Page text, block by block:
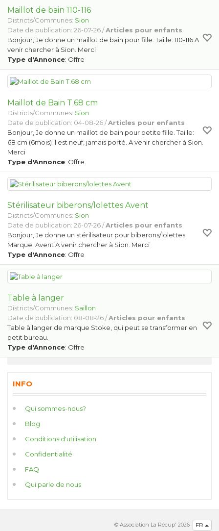
Maillot de bain 110-116
Districts/Communes: Sion
Date de publication: 26-07-26 /Articles pour enfants
Bonjour, Je donne un maillot de bain pour fille. Taille: 110-116 A
venir chercher à Sion. Merci
Type d'Annonce: Offre
Maillot de Bain T.68 cm
Districts/Communes: Sion
Date de publication: 04-08-26 /Articles pour enfants
Bonjour, Je donne un maillot de bain pour petite fille. Taille:
68 cm (6mois) Il est neuf, jamais porté. A venir chercher à Sion.
Merci
Type d'Annonce: Offre
Stérilisateur biberons/lolettes Avent
Districts/Communes: Sion
Date de publication: 26-07-26 /Articles pour enfants
Bonjour, Je donne un stérilisateur pour biberons/lolettes.
Marque: Avent A venir chercher à Sion. Merci
Type d'Annonce: Offre
Table à langer
Districts/Communes: Saillon
Date de publication: 08-08-26 /Articles pour enfants
Table à langer de marque Stoke, qui peut se transformer en
petit bureau.
Type d'Annonce: Offre
INFO
Qui sommes-nous?
Blog
Conditions d'utilisation
Confidentialité
FAQ
Qui parle de nous
FR
© Association La Récup' 2026